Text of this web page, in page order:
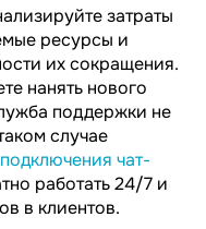
затраты
ресурсы и
их сокращения.
нанять нового
поддержки не
случае
подключения чат-
работать 24/7 и
в клиентов.